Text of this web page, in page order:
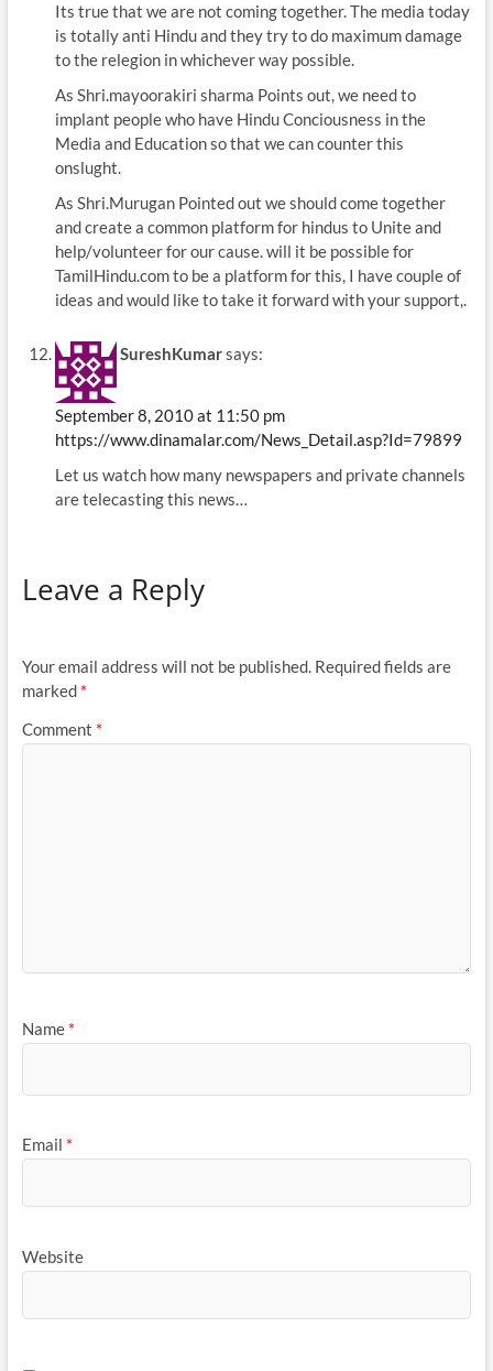
Its true that we are not coming together. The media today
is totally anti Hindu and they try to do maximum damage
to the relegion in whichever way possible.
As Shri.mayoorakiri sharma Points out, we need to
implant people who have Hindu Conciousness in the
Media and Education so that we can counter this
onslught.
As Shri.Murugan Pointed out we should come together
and create a common platform for hindus to Unite and
help/volunteer for our cause. will it be possible for
TamilHindu.com to be a platform for this, I have couple of
ideas and would like to take it forward with your support,.
SureshKumarsays:
September 8, 2010 at 11:50 pm
https://www.dinamalar.com/News_Detail.asp?Id=79899
Let us watch how many newspapers and private channels
are telecasting this news…
Leave a Reply
Your email address will not be published. Required fields are
marked *
Comment *
Name *
Email *
Website